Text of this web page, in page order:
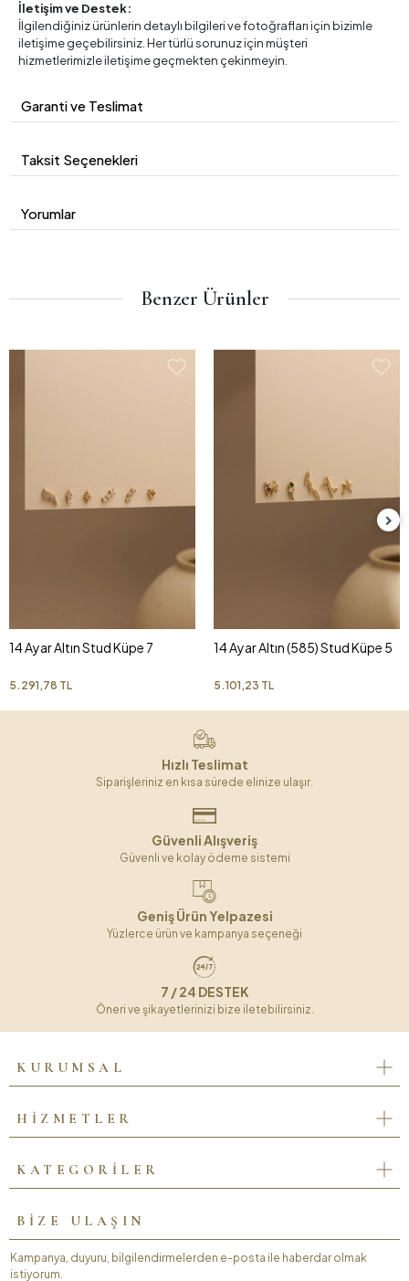
İletişim ve Destek:
İlgilendiğiniz ürünlerin detaylı bilgileri ve fotoğrafları için bizimle
iletişime geçebilirsiniz. Her türlü sorunuz için müşteri
hizmetlerimizle iletişime geçmekten çekinmeyin.
Garanti ve Teslimat
Taksit Seçenekleri
Yorumlar
Benzer Ürünler
14 Ayar Altın Stud Küpe 7
5.291,78 TL
14 Ayar Altın (585) Stud Küpe 5
5.101,23 TL
Hızlı Teslimat
Siparişleriniz en kısa sürede elinize ulaşır.
Güvenli Alışveriş
Güvenli ve kolay ödeme sistemi
Geniş Ürün Yelpazesi
Yüzlerce ürün ve kampanya seçeneği
7 / 24 DESTEK
Öneri ve şikayetlerinizi bize iletebilirsiniz.
KURUMSAL
HİZMETLER
KATEGORİLER
BİZE ULAŞIN
Kampanya, duyuru, bilgilendirmelerden e-posta ile haberdar olmak
istiyorum.